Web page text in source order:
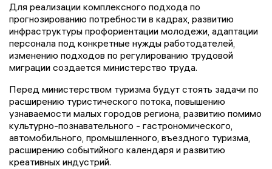
Для реализации комплексного подхода по
прогнозированию потребности в кадрах, развитию
инфраструктуры профориентации молодежи, адаптации
персонала под конкретные нужды работодателей,
изменению подходов по регулированию трудовой
миграции создается министерство труда.
Перед министерством туризма будут стоять задачи по
расширению туристического потока, повышению
узнаваемости малых городов региона, развитию помимо
культурно-познавательного - гастрономического,
автомобильного, промышленного, въездного туризма,
расширению событийного календаря и развитию
креативных индустрий.